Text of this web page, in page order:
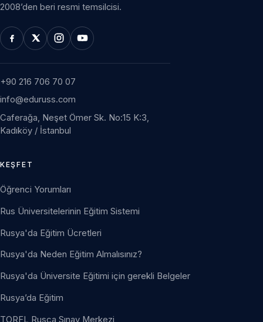
2008’den beri resmi temsilcisi.
+90 216 706 70 07
info@eduruss.com
Caferağa, Neşet Ömer Sk. No:15 K:3,
Kadıköy / İstanbul
KEŞFET
Öğrenci Yorumları
Rus Üniversitelerinin Eğitim Sistemi
Rusya'da Eğitim Ücretleri
Rusya'da Neden Eğitim Almalısınız?
Rusya'da Üniversite Eğitimi için gerekli Belgeler
Rusya’da Eğitim
TORFL Rusça Sınav Merkezi